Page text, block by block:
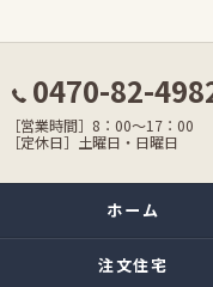
0470-82-
［営業時間］8：00〜17：00
［定休日］土曜日・日曜日
ホーム
注文住宅